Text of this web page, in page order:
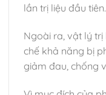
lần trị liệu đầu tiên.
Ngoài ra, vật lý trị
chế khả năng bị
giảm đau, chống